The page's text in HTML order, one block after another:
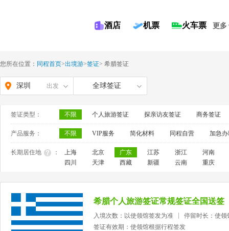
酒店 机票 火车票 更多
您所在位置： 同程首页>出境游>签证> 希腊签证
深圳 出发 全球签证
签证类型： 不限 个人旅游签证 探亲访友签证 商务签证
产品服务： 不限 VIP服务 简化材料 同程自营 加急
长期居住地 ： 上海 北京 广东 江苏 浙江
河南
四川
天津 西藏 新疆 云南 重庆
希腊个人旅游签证常规签证全国送签
入境次数：以使领馆签发为准
停留时长：使领
签证有效期：使领馆根据行程签发